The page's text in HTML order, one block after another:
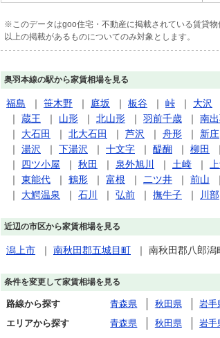
※このデータはgoo住宅・不動産に掲載されている賃貸
以上の掲載があるものについてのみ対象とします。
奥羽本線の駅から家賃相場を見る
福島 ｜ 笹木野 ｜ 庭坂 ｜ 板谷 ｜ 峠 ｜ 大沢
｜ 蔵王 ｜ 山形 ｜ 北山形 ｜ 羽前千歳 ｜ 南
｜ 大石田 ｜ 北大石田 ｜ 芦沢 ｜ 舟形 ｜ 新庄
｜ 湯沢 ｜ 下湯沢 ｜ 十文字 ｜ 醍醐 ｜ 柳田
｜ 四ツ小屋 ｜ 秋田 ｜ 泉外旭川 ｜ 土崎 ｜
｜ 東能代 ｜ 鶴形 ｜ 富根 ｜ 二ツ井 ｜ 前山
｜ 大鰐温泉 ｜ 石川 ｜ 弘前 ｜ 撫牛子 ｜ 川部
近辺の市区から家賃相場を見る
潟上市 ｜ 南秋田郡五城目町 ｜ 南秋田郡八郎潟
条件を変更して家賃相場を見る
路線から探す 青森県 秋田県 岩手
エリアから探す
青森県 秋田県 岩手